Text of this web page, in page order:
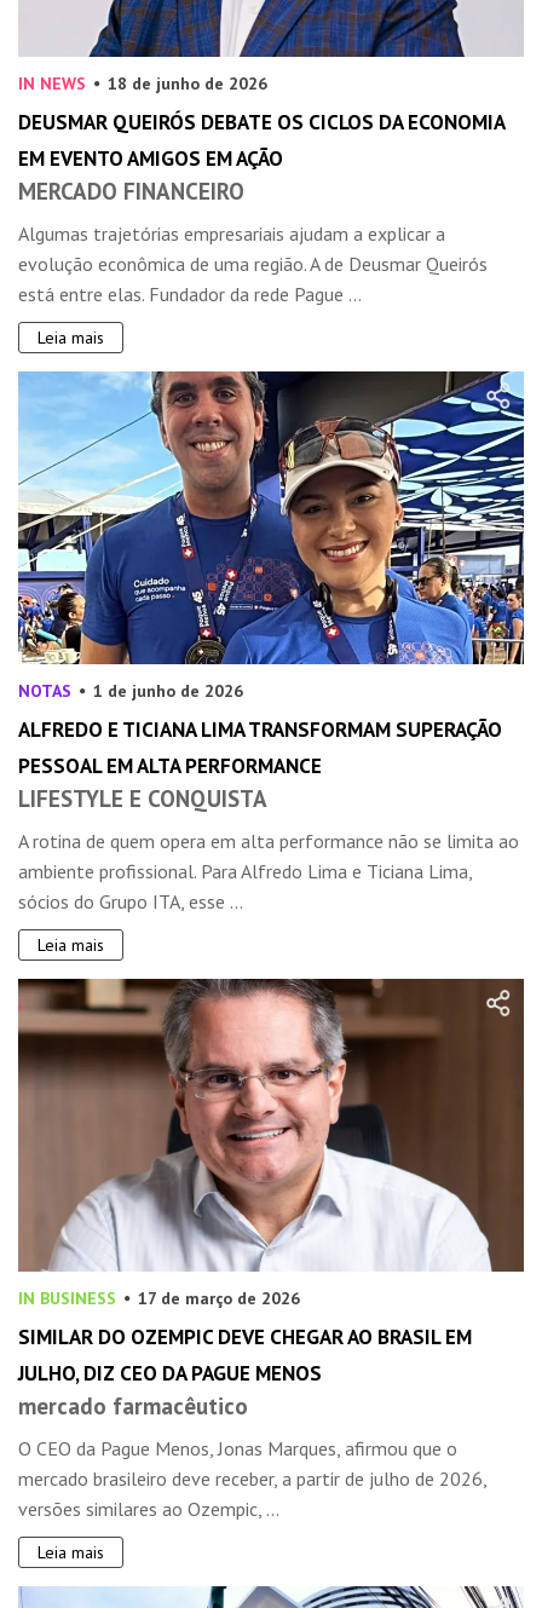
IN NEWS 18 de junho de 2026
DEUSMAR QUEIRÓS DEBATE OS CICLOS DA ECONOMIA
EM EVENTO AMIGOS EM AÇÃO
MERCADO FINANCEIRO
Algumas trajetórias empresariais ajudam a explicar a
evolução econômica de uma região. A de Deusmar Queirós
está entre elas. Fundador da rede Pague ...
Leia mais
NOTAS 1 de junho de 2026
ALFREDO E TICIANA LIMA TRANSFORMAM SUPERAÇÃO
PESSOAL EM ALTA PERFORMANCE
LIFESTYLE E CONQUISTA
A rotina de quem opera em alta performance não se limita ao
ambiente profissional. Para Alfredo Lima e Ticiana Lima,
sócios do Grupo ITA, esse ...
Leia mais
IN BUSINESS 17 de março de 2026
SIMILAR DO OZEMPIC DEVE CHEGAR AO BRASIL EM
JULHO, DIZ CEO DA PAGUE MENOS
mercado farmacêutico
O CEO da Pague Menos, Jonas Marques, afirmou que o
mercado brasileiro deve receber, a partir de julho de 2026,
versões similares ao Ozempic, ...
Leia mais